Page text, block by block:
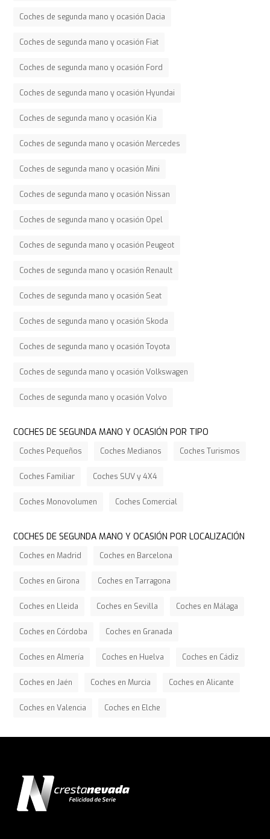
Coches de segunda mano y ocasión Dacia
Coches de segunda mano y ocasión Fiat
Coches de segunda mano y ocasión Ford
Coches de segunda mano y ocasión Hyundai
Coches de segunda mano y ocasión Kia
Coches de segunda mano y ocasión Mercedes
Coches de segunda mano y ocasión Mini
Coches de segunda mano y ocasión Nissan
Coches de segunda mano y ocasión Opel
Coches de segunda mano y ocasión Peugeot
Coches de segunda mano y ocasión Renault
Coches de segunda mano y ocasión Seat
Coches de segunda mano y ocasión Skoda
Coches de segunda mano y ocasión Toyota
Coches de segunda mano y ocasión Volkswagen
Coches de segunda mano y ocasión Volvo
COCHES DE SEGUNDA MANO Y OCASIÓN POR TIPO
Coches Pequeños Coches Medianos Coches Turismos
Coches Familiar Coches SUV y 4X4
Coches Monovolumen Coches Comercial
COCHES DE SEGUNDA MANO Y OCASIÓN POR LOCALIZACIÓN
Coches en Madrid Coches en Barcelona
Coches en Girona Coches en Tarragona
Coches en Lleida Coches en Sevilla Coches en Málaga
Coches en Córdoba Coches en Granada
Coches en Almería Coches en Huelva Coches en Cádiz
Coches en Jaén Coches en Murcia Coches en Alicante
Coches en Valencia Coches en Elche